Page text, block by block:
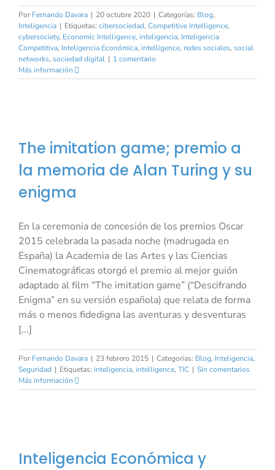
Por Fernando Davara | 20 octubre 2020 | Categorías: Blog,
Inteligencia | Etiquetas: cibersociedad, Competitive Intelligence,
cybersociety, Economic Intelligence, inteligencia, Inteligencia
Competitiva, Inteligencia Económica, intelligence, redes sociales, social
networks, sociedad digital | 1 comentario
Más información
The imitation game; premio a
la memoria de Alan Turing y su
enigma
En la ceremonia de concesión de los premios Oscar
2015 celebrada la pasada noche (madrugada en
España) la Academia de las Artes y las Ciencias
Cinematográficas otorgó el premio al mejor guión
adaptado al film “The imitation game” (“Descifrando
Enigma” en su versión española) que relata de forma
más o menos fidedigna las aventuras y desventuras
[...]
Por Fernando Davara | 23 febrero 2015 | Categorías: Blog, Inteligencia,
Seguridad | Etiquetas: inteligencia, intelligence, TIC | Sin comentarios
Más información
Inteligencia Económica y